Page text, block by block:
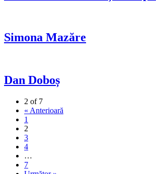
Simona Mazăre
Dan Doboș
2 of 7
« Anterioară
1
2
3
4
…
7